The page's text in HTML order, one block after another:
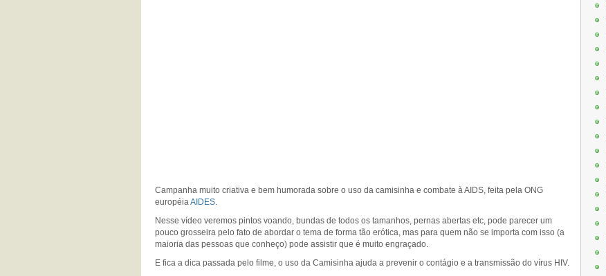
Campanha muito criativa e bem humorada sobre o uso da camisinha e combate à AIDS, feita pela ONG
européiaAIDES.
Nesse vídeo veremos pintos voando, bundas de todos os tamanhos, pernas abertas etc, pode parecer um
pouco grosseira pelo fato de abordar o tema de forma tão erótica, mas para quem não se importa com isso (a
maioria das pessoas que conheço) pode assistir que é muito engraçado.
E fica a dica passada pelo filme, o uso da Camisinha ajuda a prevenir o contágio e a transmissão do vírus HIV.